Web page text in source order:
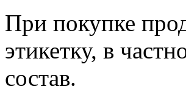
При покупке
этикетку, в
состав.